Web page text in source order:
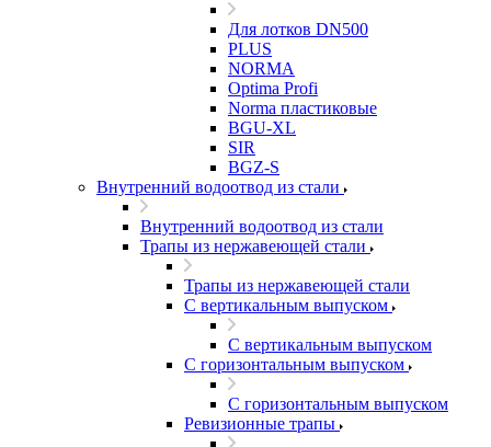
Для лотков DN500
PLUS
NORMA
Optima Profi
Norma пластиковые
BGU-XL
SIR
BGZ-S
Внутренний водоотвод из стали
Внутренний водоотвод из стали
Трапы из нержавеющей стали
Трапы из нержавеющей стали
С вертикальным выпуском
С вертикальным выпуском
С горизонтальным выпуском
С горизонтальным выпуском
Ревизионные трапы